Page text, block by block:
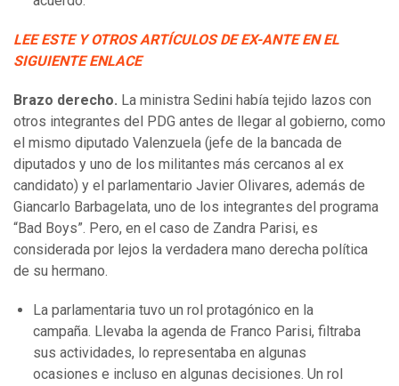
LEE ESTE Y OTROS ARTÍCULOS DE EX-ANTE EN EL
SIGUIENTE ENLACE
Brazo derecho. La ministra Sedini había tejido lazos con
otros integrantes del PDG antes de llegar al gobierno, como
el mismo diputado Valenzuela (jefe de la bancada de
diputados y uno de los militantes más cercanos al ex
candidato) y el parlamentario Javier Olivares, además de
Giancarlo Barbagelata, uno de los integrantes del programa
“Bad Boys”. Pero, en el caso de Zandra Parisi, es
considerada por lejos la verdadera mano derecha política
de su hermano.
La parlamentaria tuvo un rol protagónico en la
campaña. Llevaba la agenda de Franco Parisi, filtraba
sus actividades, lo representaba en algunas
ocasiones e incluso en algunas decisiones. Un rol